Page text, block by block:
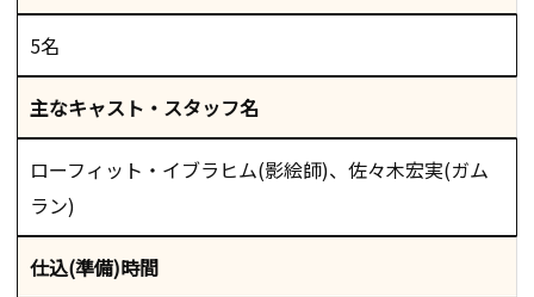
5名
主なキャスト・スタッフ名
ローフィット・イブラヒム(影絵師)、佐々木宏実(ガム
ラン)
仕込(準備)時間